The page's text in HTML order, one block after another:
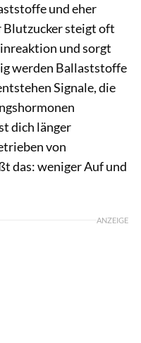
und eher
Blutzucker steigt oft
und sorgt
werden Ballaststoffe
Signale, die
dich länger
von
das: weniger Auf und
ANZEIGE